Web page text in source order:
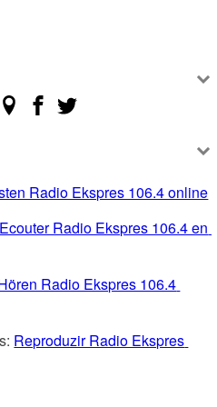
Radio Ekspres 106.4 online
Ecouter Radio Ekspres 106.4 en
Radio Ekspres 106.4
Reproduzir Radio Ekspres